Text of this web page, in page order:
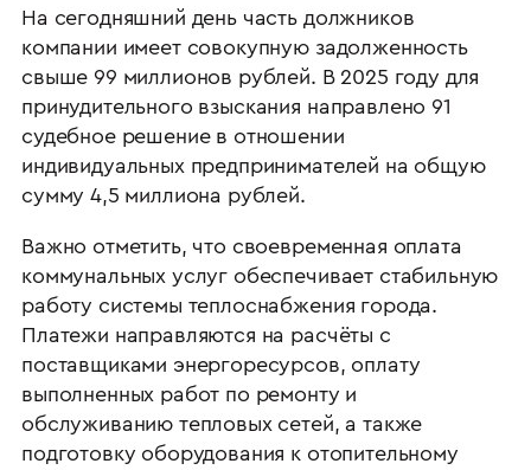
На сегодняшний день часть должников
компании имеет совокупную задолженность
свыше 99 миллионов рублей. В 2025 году для
принудительного взыскания направлено 91
судебное решение в отношении
индивидуальных предпринимателей на общую
сумму 4,5 миллиона рублей.
Важно отметить, что своевременная оплата
коммунальных услуг обеспечивает стабильную
работу системы теплоснабжения города.
Платежи направляются на расчёты с
поставщиками энергоресурсов, оплату
выполненных работ по ремонту и
обслуживанию тепловых сетей, а также
подготовку оборудования к отопительному